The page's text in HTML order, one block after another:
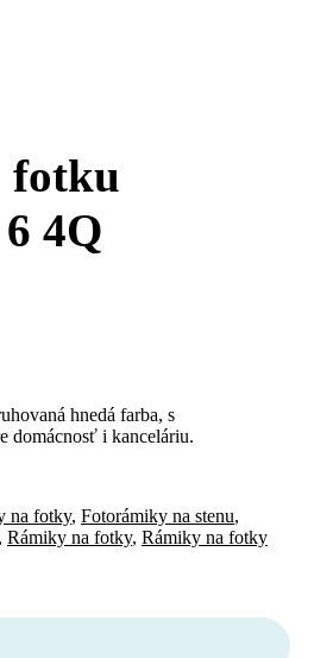
fotku
4Q
hnedá farba, s
domácnosť i kanceláriu.
na fotky, Fotorámiky na stenu,
, Rámiky na fotky, Rámiky na fotky